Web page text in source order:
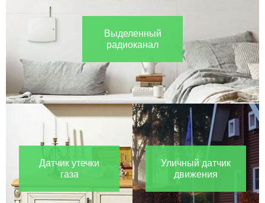
Выделенный
радиоканал
Датчик утечки
газа
Уличный датчик
движения